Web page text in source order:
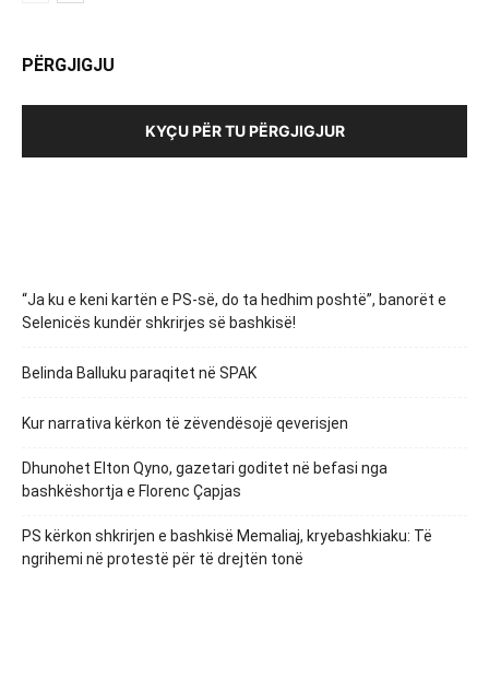
PËRGJIGJU
KYÇU PËR TU PËRGJIGJUR
“Ja ku e keni kartën e PS-së, do ta hedhim poshtë”, banorët e
Selenicës kundër shkrirjes së bashkisë!
Belinda Balluku paraqitet në SPAK
Kur narrativa kërkon të zëvendësojë qeverisjen
Dhunohet Elton Qyno, gazetari goditet në befasi nga
bashkëshortja e Florenc Çapjas
PS kërkon shkrirjen e bashkisë Memaliaj, kryebashkiaku: Të
ngrihemi në protestë për të drejtën tonë